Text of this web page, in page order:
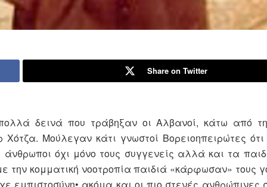
Share on Twitter
δεινά που τράβηξαν οι Αλβανοί, κάτω από
Χότζα. Μούλεγαν κάτι γνωστοί Βορειοηπειρώτες
όχι μόνο τους συγγενείς αλλά και τα
κομματική νοοτροπία παιδιά «κάρφωσαν» τους
ακόμα και οι πιο στενές ανθρώπινες